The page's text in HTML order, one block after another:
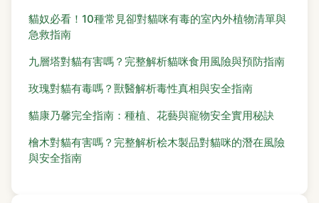
貓奴必看！10種常見卻對貓咪有毒的室內外植物清單與
急救指南
九層塔對貓有害嗎？完整解析貓咪食用風險與預防指南
玫瑰對貓有毒嗎？獸醫解析毒性真相與安全指南
貓康乃馨完全指南：種植、花藝與寵物安全實用秘訣
檜木對貓有害嗎？完整解析桧木製品對貓咪的潛在風險
與安全指南